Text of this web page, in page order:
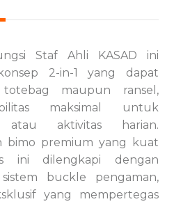
Staf Ahli KASAD ini
2-in-1 yang dapat
maupun ransel,
maksimal untuk
atau aktivitas harian.
bimo premium yang kuat
ini dilengkapi dengan
buckle pengaman,
yang mempertegas